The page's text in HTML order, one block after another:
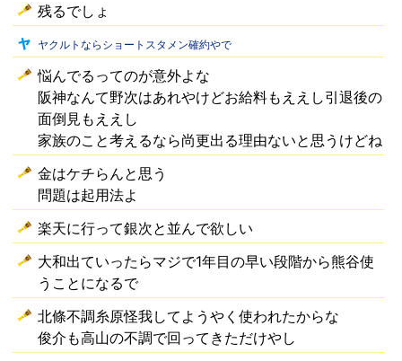
残るでしょ
ヤクルトならショートスタメン確約やで
悩んでるってのが意外よな
阪神なんて野次はあれやけどお給料もええし引退後の
面倒見もええし
家族のこと考えるなら尚更出る理由ないと思うけどね
金はケチらんと思う
問題は起用法よ
楽天に行って銀次と並んで欲しい
大和出ていったらマジで1年目の早い段階から熊谷使
うことになるで
北條不調糸原怪我してようやく使われたからな
俊介も高山の不調で回ってきただけやし